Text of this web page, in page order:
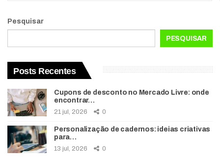
Pesquisar
PESQUISAR
Posts Recentes
Cupons de desconto no Mercado Livre: onde
encontrar…
21 jul, 2026 0
Personalização de cadernos: ideias criativas
para…
13 jul, 2026 0